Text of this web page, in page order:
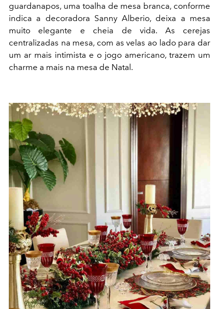
guardanapos, uma toalha de mesa branca, conforme
indica a decoradora Sanny Alberio, deixa a mesa
muito elegante e cheia de vida. As cerejas
centralizadas na mesa, com as velas ao lado para dar
um ar mais intimista e o jogo americano, trazem um
charme a mais na mesa de Natal.